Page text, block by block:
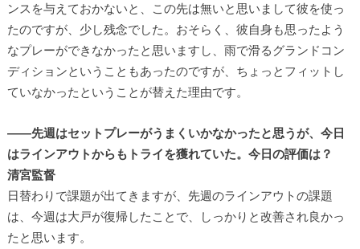
ンスを与えておかないと、この先は無いと思いまして彼を使っ
たのですが、少し残念でした。おそらく、彼自身も思ったよう
なプレーができなかったと思いますし、雨で滑るグランドコン
ディションということもあったのですが、ちょっとフィットし
ていなかったということが替えた理由です。
――先週はセットプレーがうまくいかなかったと思うが、今日
はラインアウトからもトライを獲れていた。今日の評価は？
清宮監督
日替わりで課題が出てきますが、先週のラインアウトの課題
は、今週は大戸が復帰したことで、しっかりと改善され良かっ
たと思います。